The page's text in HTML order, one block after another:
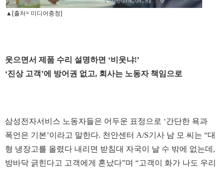
▲[출처= 미디어충청]
웃으면서 제품 수리 설명하면 ‘비웃냐!’
‘진상 고객’에 방어권 없고, 회사는 노동자 책임으로
삼성전자서비스 노동자들은 어두운 표정으로 ‘간단한 욕과
폭언은 기본’이라고 말한다. 천안센터 A/S기사 남 모 씨는 “대
형 냉장고를 올렸다 내리면 받침대 자국이 날 수 밖에 없는데,
방바닥 긁힌다고 고객에게 혼났다”며 “고객이 화가 나도 우리